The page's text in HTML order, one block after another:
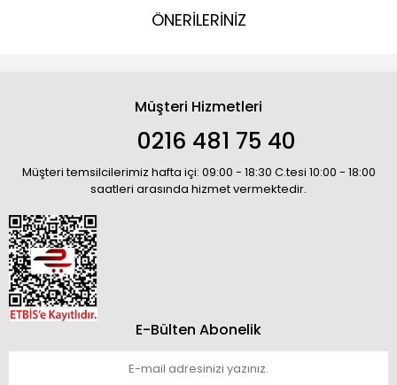
ÖNERİLERİNİZ
Müşteri Hizmetleri
0216 481 75 40
Müşteri temsilcilerimiz hafta içi: 09:00 - 18:30 C.tesi 10:00 - 18:00
saatleri arasında hizmet vermektedir.
E-Bülten Abonelik